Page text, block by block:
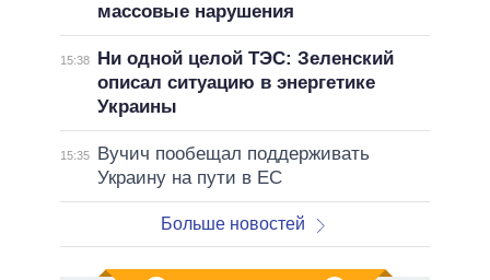
массовые нарушения
15:38
Ни одной целой ТЭС: Зеленский
описал ситуацию в энергетике
Украины
15:35
Вучич пообещал поддерживать
Украину на пути в ЕС
Больше новостей